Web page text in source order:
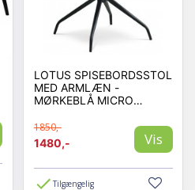
LOTUS SPISEBORDSSTOL
MED ARMLÆN -
MØRKEBLÅ MICRO
1850,-
1480,-
Vis
Tilgængelig